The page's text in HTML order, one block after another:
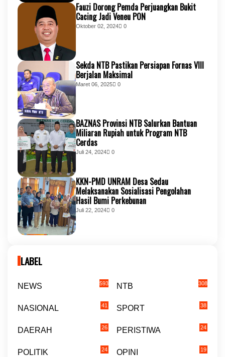
Fauzi Dorong Pemda Perjuangkan Bukit
Cacing Jadi Veneu PON
Oktober 02, 2024 0
Sekda NTB Pastikan Persiapan Fornas VIII
Berjalan Maksimal
Maret 06, 2025 0
BAZNAS Provinsi NTB Salurkan Bantuan
Miliaran Rupiah untuk Program NTB
Cerdas
Juli 24, 2024 0
KKN-PMD UNRAM Desa Sedau
Melaksanakan Sosialisasi Pengolahan
Hasil Bumi Perkebunan
Juli 22, 2024 0
LABEL
NEWS 593 NTB 308
NASIONAL 41 SPORT 38
DAERAH 26 PERISTIWA 24
POLITIK 24 OPINI 19